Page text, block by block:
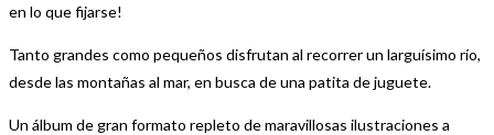
en lo que fijarse!
Tanto grandes como pequeños disfrutan al recorrer un larguísimo río,
desde las montañas al mar, en busca de una patita de juguete.
Un álbum de gran formato repleto de maravillosas ilustraciones a